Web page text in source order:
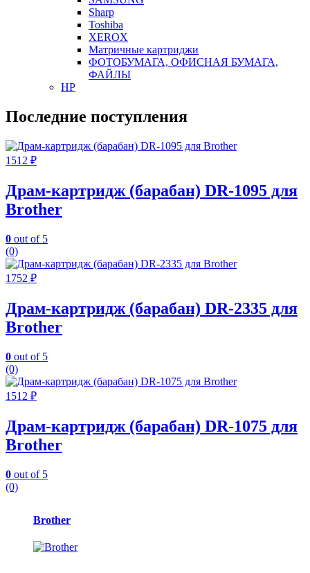
Sharp
Toshiba
XEROX
Матричные картриджи
ФОТОБУМАГА, ОФИСНАЯ БУМАГА,
ФАЙЛЫ
HP
Последние поступления
1512 ₽
Драм-картридж (барабан) DR-1095 для
Brother
0 out of 5
(0)
1752 ₽
Драм-картридж (барабан) DR-2335 для
Brother
0 out of 5
(0)
1512 ₽
Драм-картридж (барабан) DR-1075 для
Brother
0 out of 5
(0)
Карусель
брендов
Brother